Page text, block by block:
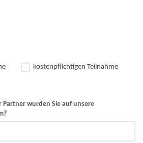
kostenpflichtigen Teilnahme
Partner wurden Sie auf unsere